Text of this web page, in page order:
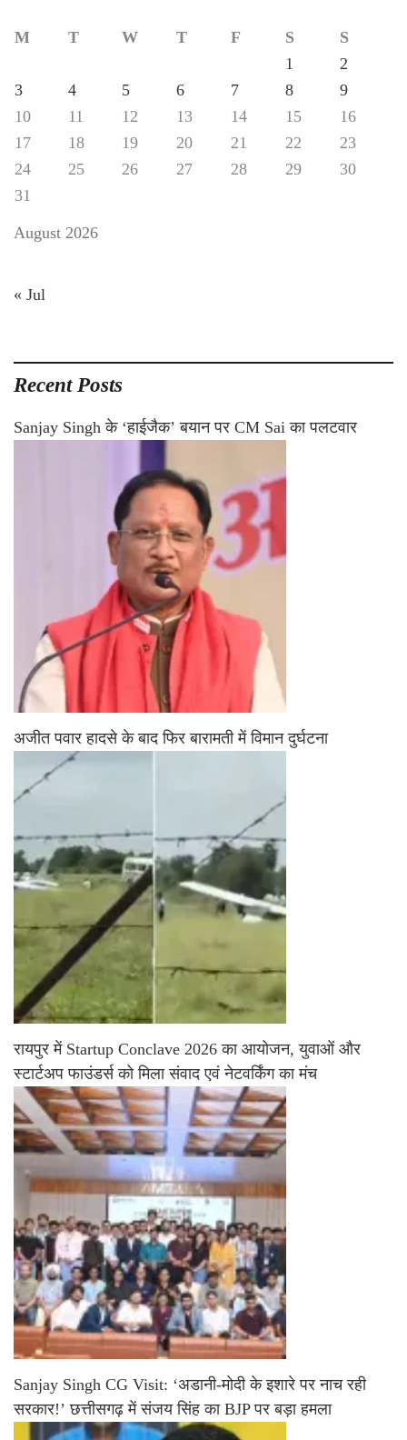
August 2026
M T W T F S
S
1
2
3
4 5 6 7 8
9
10
11 12 13 14 15
16
17
18 19 20 21 22
23
24
25 26 27 28 29
30
31
« Jul
Recent Posts
Sanjay Singh के ‘हाईजैक’ बयान पर CM Sai का पलटवार
अजीत पवार हादसे के बाद फिर बारामती में विमान दुर्घटना
रायपुर में Startup Conclave 2026 का आयोजन, युवाओं और
स्टार्टअप फाउंडर्स को मिला संवाद एवं नेटवर्किंग का मंच
Sanjay Singh CG Visit: ‘अडानी-मोदी के इशारे पर नाच रही
सरकार!’ छत्तीसगढ़ में संजय सिंह का BJP पर बड़ा हमला